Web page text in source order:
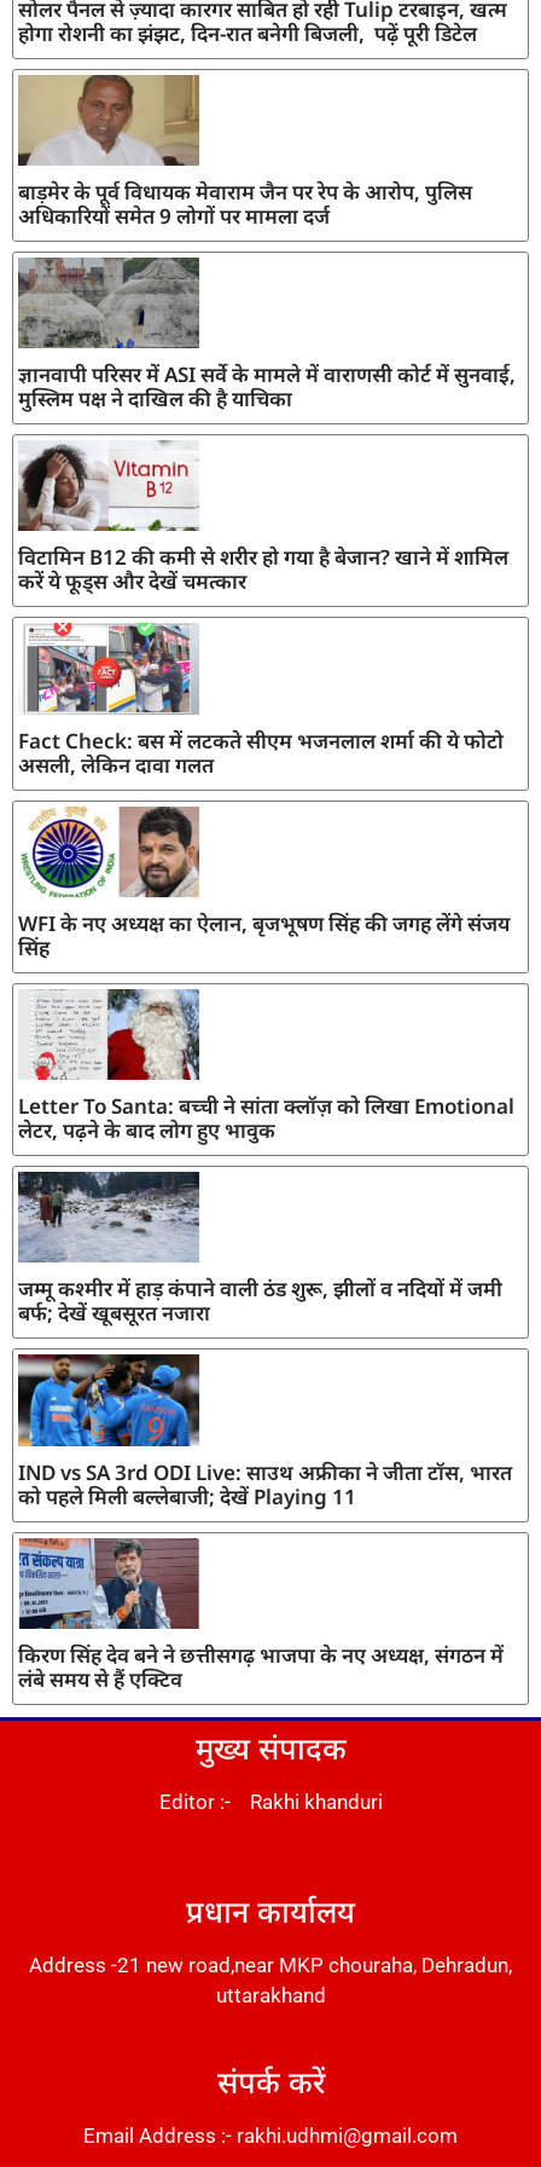
सोलर पैनल से ज़्यादा कारगर साबित हो रही Tulip टरबाइन, खत्म
होगा रोशनी का झंझट, दिन-रात बनेगी बिजली, पढ़ें पूरी डिटेल
बाड़मेर के पूर्व विधायक मेवाराम जैन पर रेप के आरोप, पुलिस
अधिकारियों समेत 9 लोगों पर मामला दर्ज
ज्ञानवापी परिसर में ASI सर्वे के मामले में वाराणसी कोर्ट में सुनवाई,
मुस्लिम पक्ष ने दाखिल की है याचिका
विटामिन B12 की कमी से शरीर हो गया है बेजान? खाने में शामिल
करें ये फूड्स और देखें चमत्कार
Fact Check: बस में लटकते सीएम भजनलाल शर्मा की ये फोटो
असली, लेकिन दावा गलत
WFI के नए अध्यक्ष का ऐलान, बृजभूषण सिंह की जगह लेंगे संजय
सिंह
Letter To Santa: बच्ची ने सांता क्लॉज़ को लिखा Emotional
लेटर, पढ़ने के बाद लोग हुए भावुक
जम्मू कश्मीर में हाड़ कंपाने वाली ठंड शुरू, झीलों व नदियों में जमी
बर्फ; देखें खूबसूरत नजारा
IND vs SA 3rd ODI Live: साउथ अफ्रीका ने जीता टॉस, भारत
को पहले मिली बल्लेबाजी; देखें Playing 11
किरण सिंह देव बने ने छत्तीसगढ़ भाजपा के नए अध्यक्ष, संगठन में
लंबे समय से हैं एक्टिव
मुख्य संपादक
Editor :- Rakhi khanduri
प्रधान कार्यालय
Address -21 new road,near MKP chouraha, Dehradun,
uttarakhand
संपर्क करें
Email Address :- rakhi.udhmi@gmail.com